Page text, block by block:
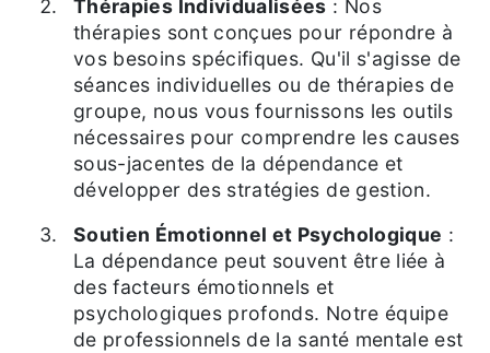
Thérapies Individualisées : Nos
thérapies sont conçues pour répondre à
vos besoins spécifiques. Qu'il s'agisse de
séances individuelles ou de thérapies de
groupe, nous vous fournissons les outils
nécessaires pour comprendre les causes
sous-jacentes de la dépendance et
développer des stratégies de gestion.
Soutien Émotionnel et Psychologique :
La dépendance peut souvent être liée à
des facteurs émotionnels et
psychologiques profonds. Notre équipe
de professionnels de la santé mentale est